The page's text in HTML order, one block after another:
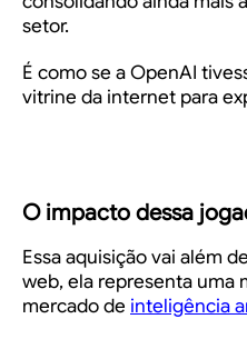
setor.
É como se a OpenAI
vitrine da internet para
O impacto dessa
Essa aquisição vai além
web, ela representa uma
mercado de inteligência